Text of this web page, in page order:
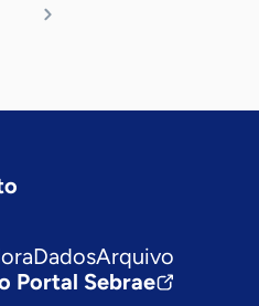
DadosArquivo
Portal Sebrae